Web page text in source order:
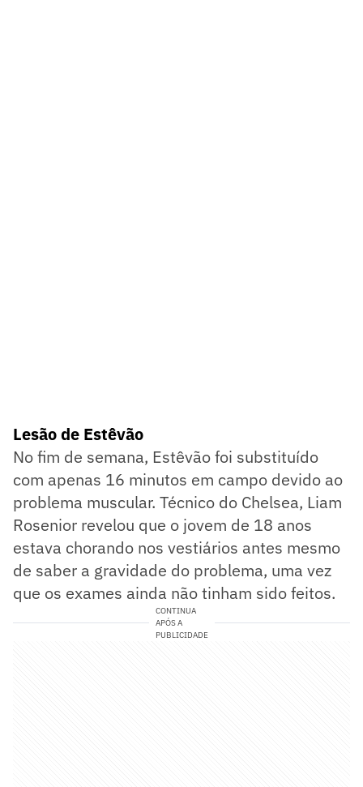
Lesão de Estêvão
No fim de semana, Estêvão foi substituído
com apenas 16 minutos em campo devido ao
problema muscular. Técnico do Chelsea, Liam
Rosenior revelou que o jovem de 18 anos
estava chorando nos vestiários antes mesmo
de saber a gravidade do problema, uma vez
que os exames ainda não tinham sido feitos.
CONTINUA
APÓS A
PUBLICIDADE